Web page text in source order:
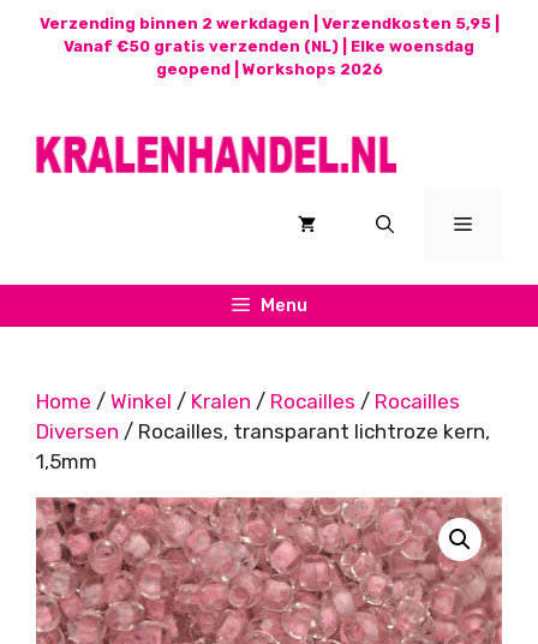
Verzending binnen 2 werkdagen | Verzendkosten 5,95 |
Vanaf €50 gratis verzenden (NL) | Elke woensdag
geopend | Workshops 2026
Menu
Menu
Home / Winkel / Kralen / Rocailles / Rocailles
Diversen / Rocailles, transparant lichtroze kern,
1,5mm